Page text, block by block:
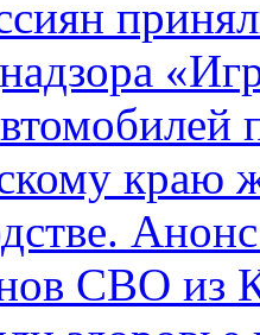
краю
СВО из